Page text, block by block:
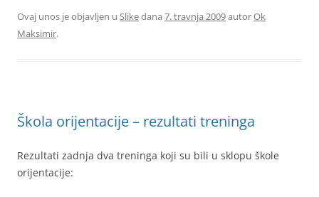
Ovaj unos je objavljen u Slikedana 7. travnja 2009autorOk
Maksimir.
Škola orijentacije – rezultati treninga
Rezultati zadnja dva treninga koji su bili u sklopu škole
orijentacije: